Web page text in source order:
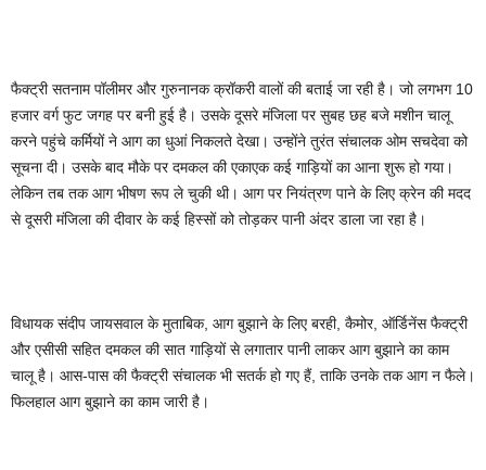
फैक्ट्री सतनाम पॉलीमर और गुरुनानक क्रॉकरी वालों की बताई जा रही है। जो लगभग 10
हजार वर्ग फुट जगह पर बनी हुई है। उसके दूसरे मंजिला पर सुबह छह बजे मशीन चालू
करने पहुंचे कर्मियों ने आग का धुआं निकलते देखा। उन्होंने तुरंत संचालक ओम सचदेवा को
सूचना दी। उसके बाद मौके पर दमकल की एकाएक कई गाड़ियों का आना शुरू हो गया।
लेकिन तब तक आग भीषण रूप ले चुकी थी। आग पर नियंत्रण पाने के लिए क्रेन की मदद
से दूसरी मंजिला की दीवार के कई हिस्सों को तोड़कर पानी अंदर डाला जा रहा है।
विधायक संदीप जायसवाल के मुताबिक, आग बुझाने के लिए बरही, कैमोर, ऑर्डिनेंस फैक्ट्री
और एसीसी सहित दमकल की सात गाड़ियों से लगातार पानी लाकर आग बुझाने का काम
चालू है। आस-पास की फैक्ट्री संचालक भी सतर्क हो गए हैं, ताकि उनके तक आग न फैले।
फिलहाल आग बुझाने का काम जारी है।